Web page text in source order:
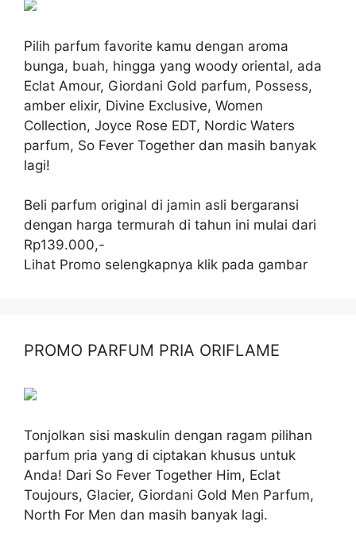
Pilih parfum favorite kamu dengan aroma
bunga, buah, hingga yang woody oriental, ada
Eclat Amour, Giordani Gold parfum, Possess,
amber elixir, Divine Exclusive, Women
Collection, Joyce Rose EDT, Nordic Waters
parfum, So Fever Together dan masih banyak
lagi!
Beli parfum original di jamin asli bergaransi
dengan harga termurah di tahun ini mulai dari
Rp139.000,-
Lihat Promo selengkapnya klik pada gambar
PROMO PARFUM PRIA ORIFLAME
Tonjolkan sisi maskulin dengan ragam pilihan
parfum pria yang di ciptakan khusus untuk
Anda! Dari So Fever Together Him, Eclat
Toujours, Glacier, Giordani Gold Men Parfum,
North For Men dan masih banyak lagi.